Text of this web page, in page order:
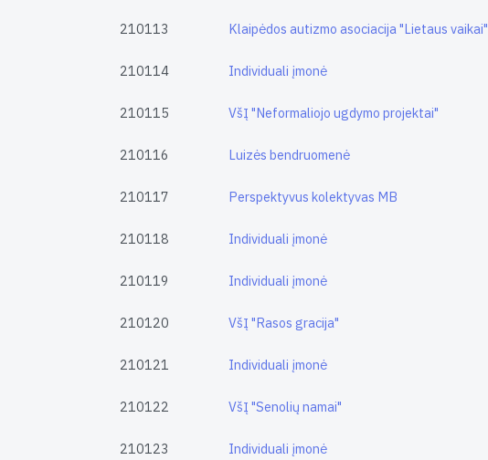
210113 Klaipėdos autizmo asociacija "Lietaus vaikai"
210114 Individuali įmonė
210115 VšĮ "Neformaliojo ugdymo projektai"
210116 Luizės bendruomenė
210117 Perspektyvus kolektyvas MB
210118 Individuali įmonė
210119 Individuali įmonė
210120 VšĮ "Rasos gracija"
210121 Individuali įmonė
210122 VšĮ "Senolių namai"
210123 Individuali įmonė